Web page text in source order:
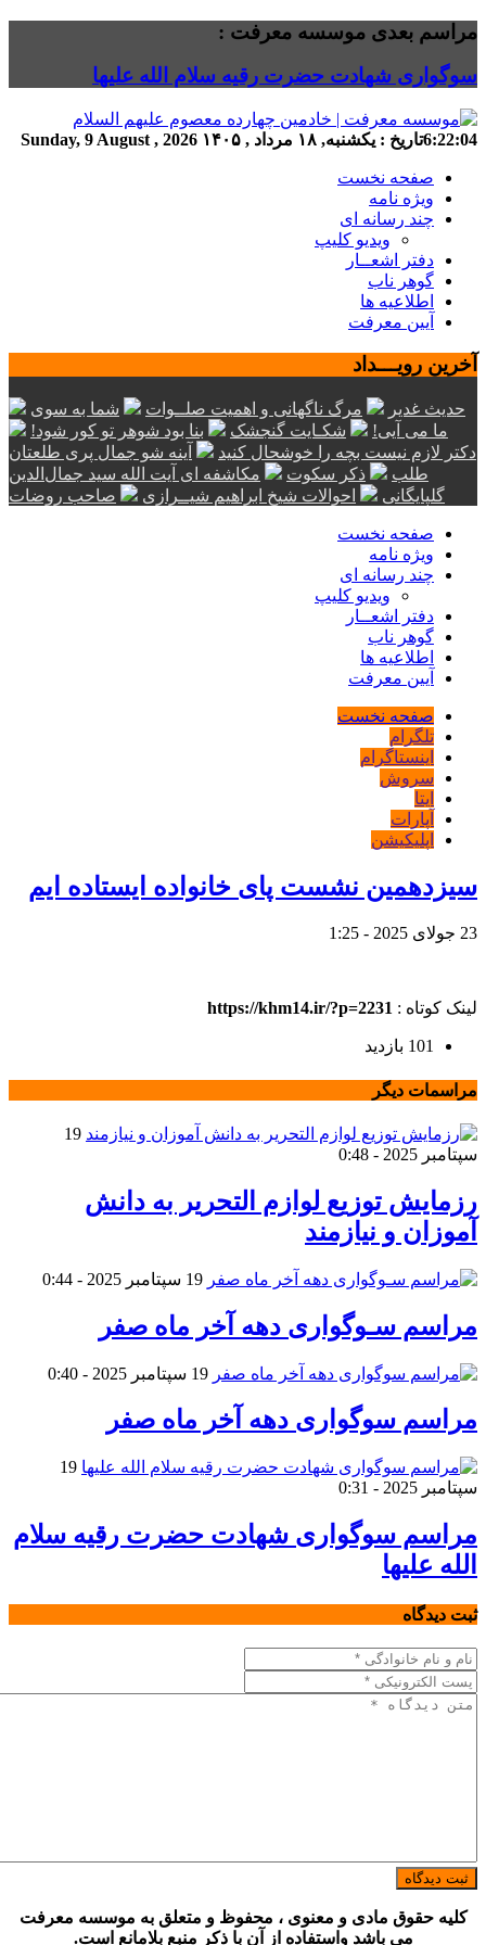
مراسم بعدی موسسه معرفت :
سوگواری شهادت حضرت رقیه سلام الله علیها
6:22:04تاریخ : یکشنبه, ۱۸ مرداد , ۱۴۰۵ Sunday, 9 August , 2026
صفحه نخست
ویژه نامه
چند رسانه ای
ویدیو کلیپ
دفتر اشعــار
گوهر ناب
اطلاعیه ها
آیین معرفت
آخرین رویـــداد
حدیث غدیر مرگ ناگهانی و اهمیت صلــوات
شما به سوی
ما می آیی!
شکـایت گنجشک
بنا بود شوهر تو کور شود!
دکتر لازم نیست بچه را خوشحال کنید
آینه شو جمال پری طلعتان
طلب
ذکر سکوت
مکاشفه ای آیت الله سید جمال‌الدین
گلپایگانی
احوالات شیخ ابراهیم شیــرازی صاحب روضات
صفحه نخست
ویژه نامه
چند رسانه ای
ویدیو کلیپ
دفتر اشعــار
گوهر ناب
اطلاعیه ها
آیین معرفت
صفحه نخست
تلگرام
اینستاگرام
سروش
ایتا
آپارات
اپلیکیشن
سیزدهمین نشست پای خانواده ایستاده ایم
23 جولای 2025 - 1:25
لینک کوتاه : https://khm14.ir/?p=2231
101 بازدید
مراسمات دیگر
19
سپتامبر 2025 - 0:48
رزمایش توزیع لوازم التحریر به دانش
آموزان و نیازمند
19 سپتامبر 2025 - 0:44
مراسم سـوگواری دهه آخر ماه صفر
19 سپتامبر 2025 - 0:40
مراسم سوگواری دهه آخر ماه صفر
19
سپتامبر 2025 - 0:31
مراسم سوگواری شهادت حضرت رقیه سلام
الله علیها
ثبت دیدگاه
ثبت دیدگاه
کلیه حقوق مادی و معنوی ، محفوظ و متعلق به موسسه معرفت
می باشد واستفاده از آن با ذکر منبع بلامانع است.